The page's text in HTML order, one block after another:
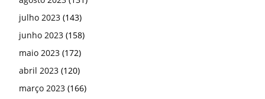
julho 2023 (143)
junho 2023 (158)
maio 2023 (172)
abril 2023 (120)
março 2023 (166)